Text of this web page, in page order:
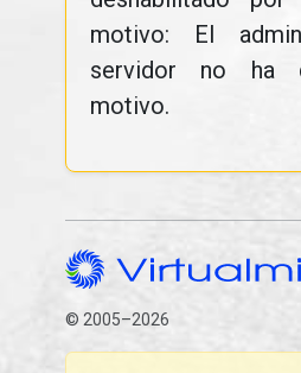
motivo: El
servidor no ha
motivo.
© 2005–2026